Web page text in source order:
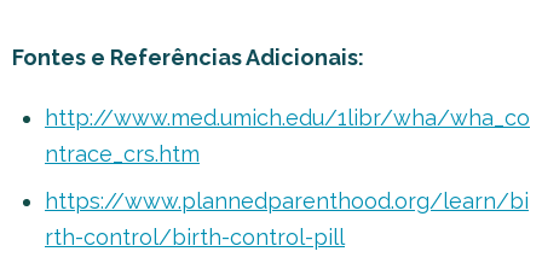
Fontes e Referências Adicionais:
http://www.med.umich.edu/1libr/wha/wha_co
ntrace_crs.htm
https://www.plannedparenthood.org/learn/bi
rth-control/birth-control-pill